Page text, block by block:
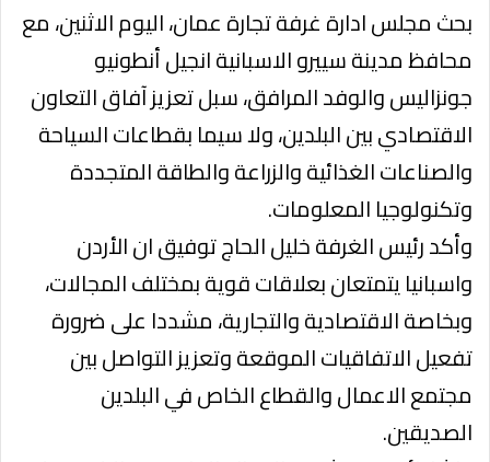
بحث مجلس ادارة غرفة تجارة عمان، اليوم الاثنين، مع
محافظ مدينة سييرو الاسبانية انجيل أنطونيو
جونزاليس والوفد المرافق، سبل تعزيز آفاق التعاون
الاقتصادي بين البلدين، ولا سيما بقطاعات السياحة
والصناعات الغذائية والزراعة والطاقة المتجددة
وتكنولوجيا المعلومات.
وأكد رئيس الغرفة خليل الحاج توفيق ان الأردن
واسبانيا يتمتعان بعلاقات قوية بمختلف المجالات،
وبخاصة الاقتصادية والتجارية، مشددا على ضرورة
تفعيل الاتفاقيات الموقعة وتعزيز التواصل بين
مجتمع الاعمال والقطاع الخاص في البلدين
الصديقين.